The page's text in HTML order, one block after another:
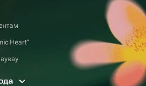
Heart”